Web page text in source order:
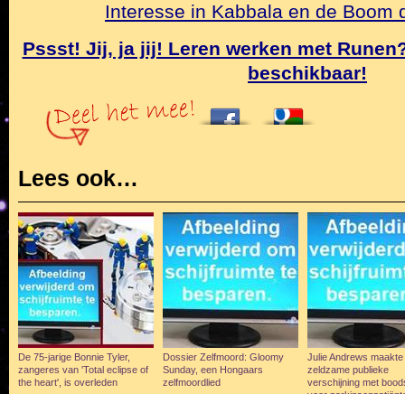
Interesse in Kabbala en de Boom
Pssst! Jij, ja jij! Leren werken met
beschikbaar!
Lees ook…
De 75-jarige Bonnie Tyler,
zangeres van 'Total eclipse of
the heart', is overleden
Dossier Zelfmoord: Gloomy
Sunday, een Hongaars
zelfmoordlied
Julie Andrews maakte
zeldzame publieke
verschijning met